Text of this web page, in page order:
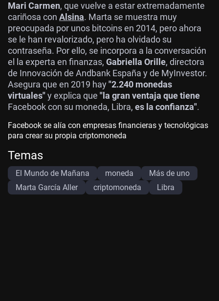
Mari Carmen, que vuelve a estar extremadamente
cariñosa con Alsina. Marta se muestra muy
preocupada por unos bitcoins en 2014, pero ahora
se le han revalorizado, pero ha olvidado su
contraseña. Por ello, se incorpora a la conversación
el la experta en finanzas, Gabriella Orille, directora
de Innovación de Andbank España y de MyInvestor.
Asegura que en 2019 hay"2.240 monedas
virtuales"y explica que "la gran ventaja que tiene
Facebook con su moneda, Libra, es la confianza".
Facebook se alía con empresas financieras y tecnológicas
para crear su propia criptomoneda
Temas
El Mundo de Mañana moneda
Más de uno
Marta García Aller
criptomoneda Libra